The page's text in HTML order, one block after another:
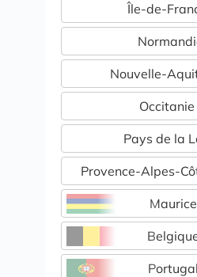
Île-de-
Nouvelle-
Occitanie
Pays de la
Provence-Alpes-
Maurice
Portugal